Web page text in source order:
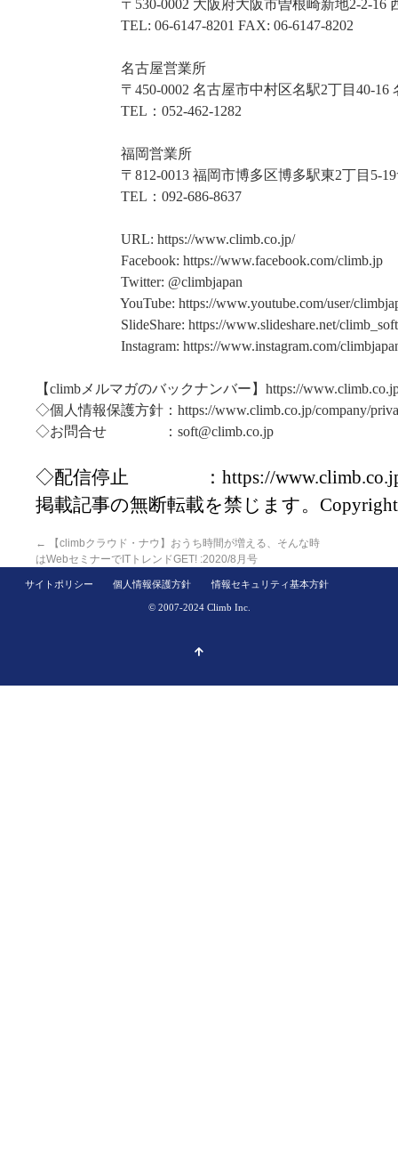
〒530-0002 大阪府大阪市曽根崎新地2-2-16 西
TEL: 06-6147-8201 FAX: 06-6147-8202
名古屋営業所
〒450-0002 名古屋市中村区名駅2丁目40-16 名
TEL：052-462-1282
福岡営業所
〒812-0013 福岡市博多区博多駅東2丁目5-19サ
TEL：092-686-8637
URL: https://www.climb.co.jp/
Facebook: https://www.facebook.com/climb.jp
Twitter: @climbjapan
YouTube: https://www.youtube.com/user/
SlideShare: https://www.slideshare.net/climb_soft
Instagram: https://www.instagram.com/
【climbメルマガのバックナンバー】https://
◇個人情報保護方針：https://www.climb.co.jp/company/
◇お問合せ ：soft@climb.co.jp
◇配信停止 ：https://www.climb.co.jp/
掲載記事の無断転載を禁じます。
←
【climbクラウド・ナウ】おうち時間が増える、そんな時
はWebセミナーでITトレンドGET! :2020/8月号
サイトポリシー 個人情報保護方針 情報セキュリティ基本方針
© 2007-2024 Climb Inc.